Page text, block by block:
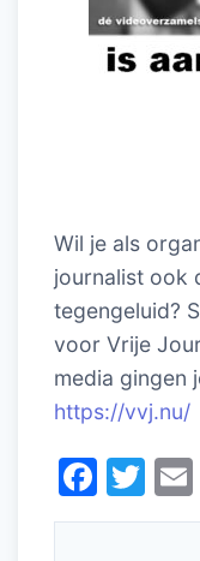
Wil je als
journalist ook
tegengeluid?
voor Vrije
media gingen
https://vvj.nu/
F
a
T
w